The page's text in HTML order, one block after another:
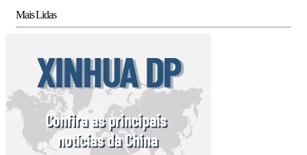
Mais Lidas